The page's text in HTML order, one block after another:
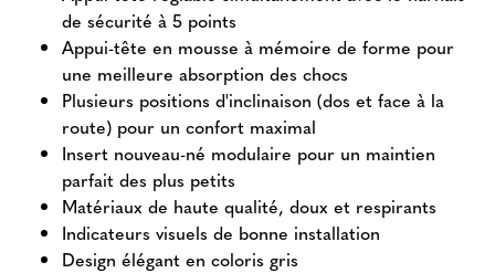
de sécurité à 5 points
Appui-tête en mousse à mémoire de forme pour
une meilleure absorption des chocs
Plusieurs positions d'inclinaison (dos et face à la
route) pour un confort maximal
Insert nouveau-né modulaire pour un maintien
parfait des plus petits
Matériaux de haute qualité, doux et respirants
Indicateurs visuels de bonne installation
Design élégant en coloris gris